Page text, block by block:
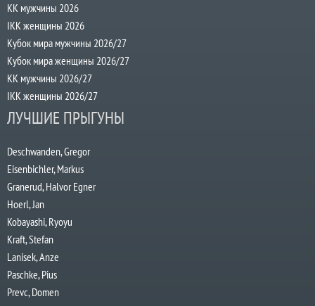
КК мужчины 2026
IKK женщины 2026
Кубок мира мужчины 2026/27
Кубок мира женщины 2026/27
КК мужчины 2026/27
IKK женщины 2026/27
ЛУЧШИЕ ПРЫГУНЫ
Deschwanden, Gregor
Eisenbichler, Markus
Granerud, Halvor Egner
Hoerl, Jan
Kobayashi, Ryoyu
Kraft, Stefan
Lanisek, Anze
Paschke, Pius
Prevc, Domen